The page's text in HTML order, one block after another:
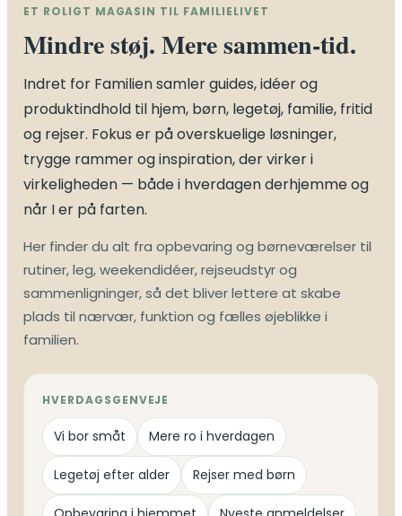
ET ROLIGT MAGASIN TIL FAMILIELIVET
Mindre støj. Mere sammen-tid.
Indret for Familien samler guides, idéer og
produktindhold til hjem, børn, legetøj, familie, fritid
og rejser. Fokus er på overskuelige løsninger,
trygge rammer og inspiration, der virker i
virkeligheden — både i hverdagen derhjemme og
når I er på farten.
Her finder du alt fra opbevaring og børneværelser til
rutiner, leg, weekendidéer, rejseudstyr og
sammenligninger, så det bliver lettere at skabe
plads til nærvær, funktion og fælles øjeblikke i
familien.
HVERDAGSGENVEJE
Vi bor småt Mere ro i hverdagen
Legetøj efter alder Rejser med børn